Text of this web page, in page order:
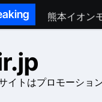
熊本イオン
【医者が教
イトはプロモーショ